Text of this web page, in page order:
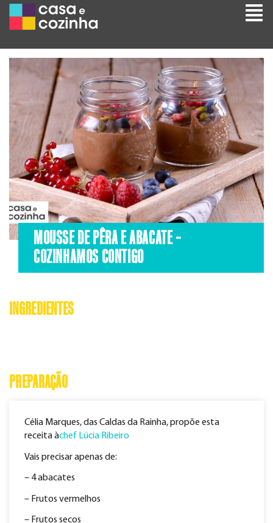
MOUSSE DE PÊRA E ABACATE –
COZINHAMOS CONTIGO
INGREDIENTES
PREPARAÇÃO
Célia Marques, das Caldas da Rainha, propõe esta
receita àchef Lúcia Ribeiro
Vais precisar apenas de:
– 4 abacates
– Frutos vermelhos
– Frutos secos